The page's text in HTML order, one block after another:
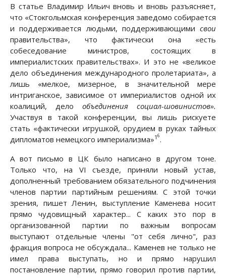
В статье Владимир Ильич вновь и вновь разъясняет,
что «Стокгольмская конференция заведомо собирается
и поддерживается людьми, поддерживающими свои
правительства», что фактически она «есть
собеседование министров, состоящих в
империалистских правительствах». И это не «великое
дело объединения международного пролетариата», а
лишь «мелкое, мизерное, в значительной мере
интриганское, зависимое от империалистов одной их
коалиций, дело объединения социал-шовинистов».
Участвуя в такой конференции, вы лишь рискуете
стать «фактически игрушкой, орудием в руках тайных
дипломатов немецкого империализма»16.
А вот письмо в ЦК было написано в другом тоне.
Только что, на VI съезде, приняли новый устав,
дополненный требованием обязательного подчинения
членов партии партийным решениям. С этой точки
зрения, пишет Ленин, выступление Каменева носит
прямо чудовищный характер... С каких это пор в
организованной партии по важным вопросам
выступают отдельные члены "от себя лично", раз
фракция вопроса не обсуждала... Каменев не только не
имел права выступать, но и прямо нарушил
постановление партии, прямо говорил против партии,